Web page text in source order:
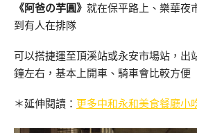
《阿爸の芋圓》 就在保平路上、樂華夜
到有人在排隊
可以搭捷運至頂溪站或永安市場站，出
鐘左右，基本上開車、騎車會比較方便
＊延伸閱讀： 更多中和永和美食餐廳小